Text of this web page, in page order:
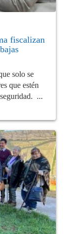
fiscalizan
solo se
que estén
...